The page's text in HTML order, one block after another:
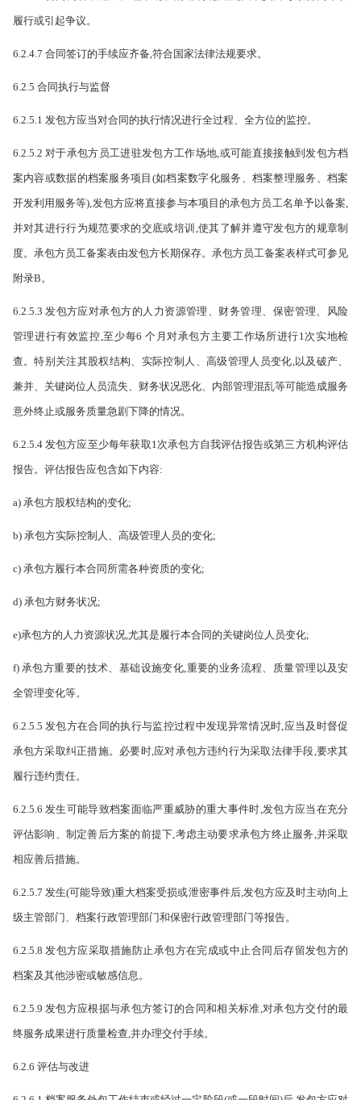
履行或引起争议。
6.2.4.7 合同签订的手续应齐备,符合国家法律法规要求。
6.2.5 合同执行与监督
6.2.5.1 发包方应当对合同的执行情况进行全过程、全方位的监控。
6.2.5.2 对于承包方员工进驻发包方工作场地,或可能直接接触到发包方档
案内容或数据的档案服务项目(如档案数字化服务、档案整理服务、档案
开发利用服务等),发包方应将直接参与本项目的承包方员工名单予以备案,
并对其进行行为规范要求的交底或培训,使其了解并遵守发包方的规章制
度。承包方员工备案表由发包方长期保存。承包方员工备案表样式可参见
附录B。
6.2.5.3 发包方应对承包方的人力资源管理、财务管理、保密管理、风险
管理进行有效监控,至少每6 个月对承包方主要工作场所进行1次实地检
查。特别关注其股权结构、实际控制人、高级管理人员变化,以及破产、
兼并、关键岗位人员流失、财务状况恶化、内部管理混乱等可能造成服务
意外终止或服务质量急剧下降的情况。
6.2.5.4 发包方应至少每年获取1次承包方自我评估报告或第三方机构评估
报告。评估报告应包含如下内容:
a) 承包方股权结构的变化;
b) 承包方实际控制人、高级管理人员的变化;
c) 承包方履行本合同所需各种资质的变化;
d) 承包方财务状况;
e)承包方的人力资源状况,尤其是履行本合同的关键岗位人员变化;
f) 承包方重要的技术、基础设施变化,重要的业务流程、质量管理以及安
全管理变化等。
6.2.5.5 发包方在合同的执行与监控过程中发现异常情况时,应当及时督促
承包方采取纠正措施。必要时,应对承包方违约行为采取法律手段,要求其
履行违约责任。
6.2.5.6 发生可能导致档案面临严重威胁的重大事件时,发包方应当在充分
评估影响、制定善后方案的前提下,考虑主动要求承包方终止服务,并采取
相应善后措施。
6.2.5.7 发生(可能导致)重大档案受损或泄密事件后,发包方应及时主动向上
级主管部门、档案行政管理部门和保密行政管理部门等报告。
6.2.5.8 发包方应采取措施防止承包方在完成或中止合同后存留发包方的
档案及其他涉密或敏感信息。
6.2.5.9 发包方应根据与承包方签订的合同和相关标准,对承包方交付的最
终服务成果进行质量检查,并办理交付手续。
6.2.6 评估与改进